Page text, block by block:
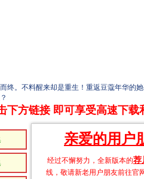
亲爱的用户
经过不懈努力，全新版本的荐
线，敬请新老用户朋友前往官
。不料醒来却是重生！重返豆蔻年华的
下方链接 即可享受高速下
第58集
第53集